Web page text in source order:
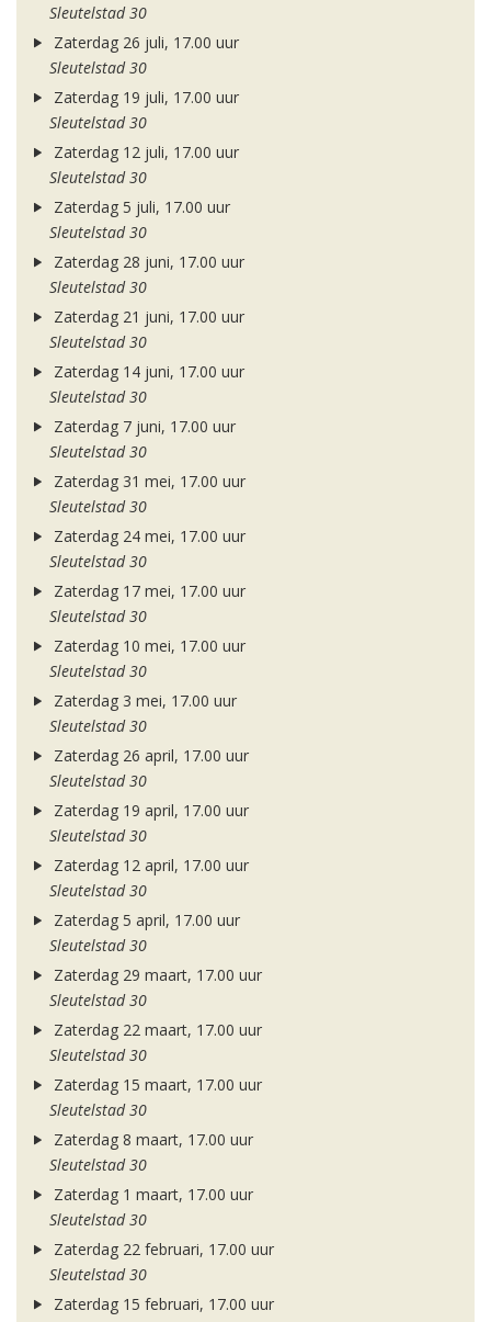
Sleutelstad 30
Zaterdag 26 juli, 17.00 uur
Sleutelstad 30
Zaterdag 19 juli, 17.00 uur
Sleutelstad 30
Zaterdag 12 juli, 17.00 uur
Sleutelstad 30
Zaterdag 5 juli, 17.00 uur
Sleutelstad 30
Zaterdag 28 juni, 17.00 uur
Sleutelstad 30
Zaterdag 21 juni, 17.00 uur
Sleutelstad 30
Zaterdag 14 juni, 17.00 uur
Sleutelstad 30
Zaterdag 7 juni, 17.00 uur
Sleutelstad 30
Zaterdag 31 mei, 17.00 uur
Sleutelstad 30
Zaterdag 24 mei, 17.00 uur
Sleutelstad 30
Zaterdag 17 mei, 17.00 uur
Sleutelstad 30
Zaterdag 10 mei, 17.00 uur
Sleutelstad 30
Zaterdag 3 mei, 17.00 uur
Sleutelstad 30
Zaterdag 26 april, 17.00 uur
Sleutelstad 30
Zaterdag 19 april, 17.00 uur
Sleutelstad 30
Zaterdag 12 april, 17.00 uur
Sleutelstad 30
Zaterdag 5 april, 17.00 uur
Sleutelstad 30
Zaterdag 29 maart, 17.00 uur
Sleutelstad 30
Zaterdag 22 maart, 17.00 uur
Sleutelstad 30
Zaterdag 15 maart, 17.00 uur
Sleutelstad 30
Zaterdag 8 maart, 17.00 uur
Sleutelstad 30
Zaterdag 1 maart, 17.00 uur
Sleutelstad 30
Zaterdag 22 februari, 17.00 uur
Sleutelstad 30
Zaterdag 15 februari, 17.00 uur